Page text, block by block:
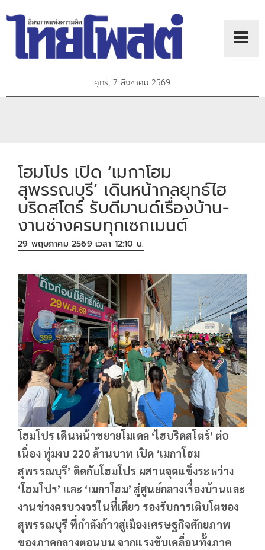
ศุกร์, 7 สิงหาคม 2569
โฮมโปร เปิด ‘เมกาโฮม
สุพรรณบุรี’ เดินหน้ากลยุทธ์ไฮ
บริดสโตร์ รับดีมานด์เรื่องบ้าน-
งานช่างครบทุกเซกเมนต์
29 พฤษภาคม 2569 เวลา 12:10 น.
โฮมโปร เดินหน้าขยายโมเดล ‘ไฮบริดสโตร์’ ต่อ
เนื่อง ทุ่มงบ 220 ล้านบาท เปิด ‘เมกาโฮม
สุพรรณบุรี’ ติดกับโฮมโปร ผสานจุดแข็งระหว่าง
‘โฮมโปร’ และ ‘เมกาโฮม’ สู่ศูนย์กลางเรื่องบ้านและ
งานช่างครบวงจรในที่เดียว รองรับการเติบโตของ
สุพรรณบุรี ที่กำลังก้าวสู่เมืองเศรษฐกิจศักยภาพ
ของภาคกลางตอนบน จากแรงขับเคลื่อนทั้งภาค